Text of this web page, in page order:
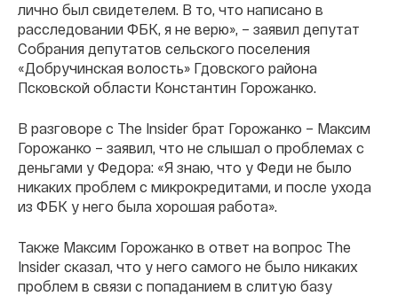
лично был свидетелем. В то, что написано в
расследовании ФБК, я не верю», – заявил депутат
Собрания депутатов сельского поселения
«Добручинская волость» Гдовского района
Псковской области Константин Горожанко.
В разговоре с The Insider брат Горожанко – Максим
Горожанко – заявил, что не слышал о проблемах с
деньгами у Федора: «Я знаю, что у Феди не было
никаких проблем с микрокредитами, и после ухода
из ФБК у него была хорошая работа».
Также Максим Горожанко в ответ на вопрос The
Insider сказал, что у него самого не было никаких
проблем в связи с попаданием в слитую базу